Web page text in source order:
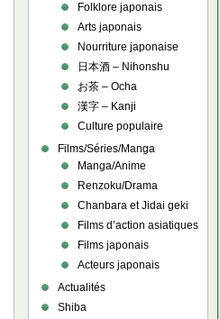
Folklore japonais
Arts japonais
Nourriture japonaise
日本酒 – Nihonshu
お茶 – Ocha
漢字 – Kanji
Culture populaire
Films/Séries/Manga
Manga/Anime
Renzoku/Drama
Chanbara et Jidai geki
Films d’action asiatiques
Films japonais
Acteurs japonais
Actualités
Shiba